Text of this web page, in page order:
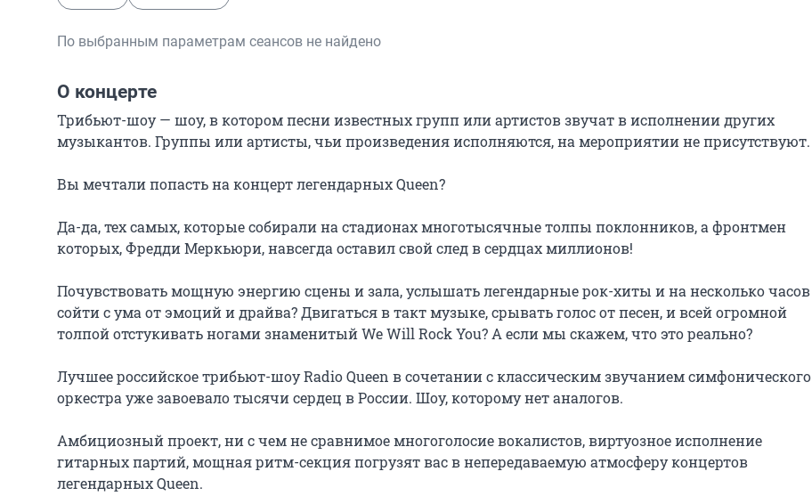
По выбранным параметрам сеансов не найдено
О концерте
Трибьют-шоу — шоу, в котором песни известных групп или артистов звучат в исполнении других
музыкантов. Группы или артисты, чьи произведения исполняются, на мероприятии не присутствуют.
Вы мечтали попасть на концерт легендарных Queen?
Да-да, тех самых, которые собирали на стадионах многотысячные толпы поклонников, а фронтмен
которых, Фредди Меркьюри, навсегда оставил свой след в сердцах миллионов!
Почувствовать мощную энергию сцены и зала, услышать легендарные рок-хиты и на несколько часов
сойти с ума от эмоций и драйва? Двигаться в такт музыке, срывать голос от песен, и всей огромной
толпой отстукивать ногами знаменитый We Will Rock You? А если мы скажем, что это реально?
Лучшее российское трибьют-шоу Radio Queen в сочетании с классическим звучанием симфонического
оркестра уже завоевало тысячи сердец в России. Шоу, которому нет аналогов.
Амбициозный проект, ни с чем не сравнимое многоголосие вокалистов, виртуозное исполнение
гитарных партий, мощная ритм-секция погрузят вас в непередаваемую атмосферу концертов
легендарных Queen.